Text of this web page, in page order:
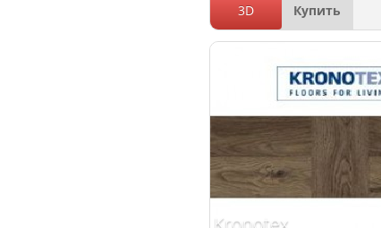
3D Купить
Kronotex